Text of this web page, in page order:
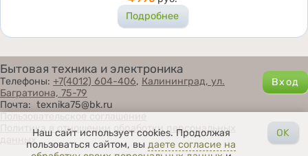
Подробнее
Бытовая техника и электроника
Телефоны: +7(4012) 604-406, Калининград, ул.
Багратиона, 75-79
Почта: texnika75@bk.ru
Политика в отношении обработки персональных
данных
Наш сайт использует cookies. Продолжая
пользоваться сайтом, выдаете согласие на
OK